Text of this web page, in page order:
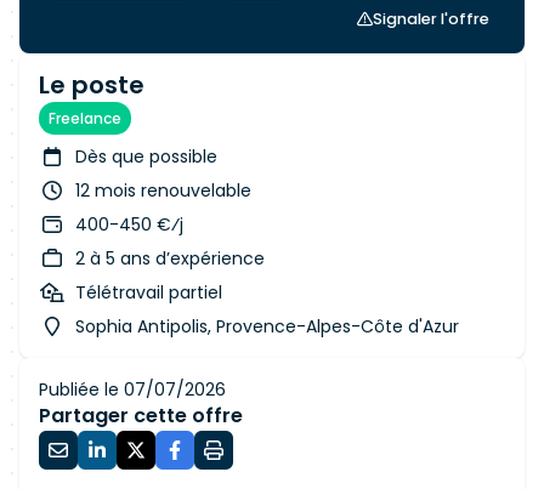
Signaler l'offre
Le poste
Freelance
Dès que possible
12 mois renouvelable
400-450 €⁄j
2 à 5 ans d’expérience
Télétravail partiel
Sophia Antipolis, Provence-Alpes-Côte d'Azur
Publiée le 07/07/2026
Partager cette offre